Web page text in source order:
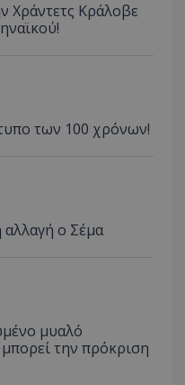
Χράντετς Κράλοβε
των 100 χρόνων!
αλλαγή ο Σέμα
μυαλό
την πρόκριση